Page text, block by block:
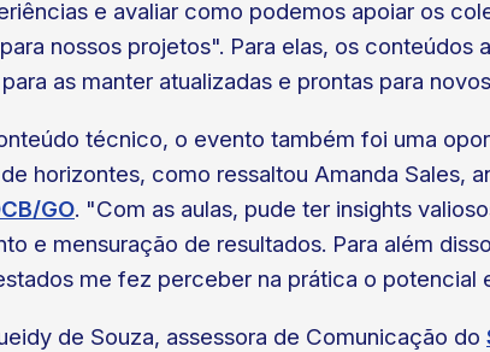
e avaliar como podemos apoiar os
nossos projetos". Para elas, os conteúdos
as manter atualizadas e prontas para
técnico, o evento também foi uma
horizontes, como ressaltou Amanda Sales,
GO. "Com as aulas, pude ter insights
e mensuração de resultados. Para além
me fez perceber na prática o
de Souza, assessora de Comunicação do